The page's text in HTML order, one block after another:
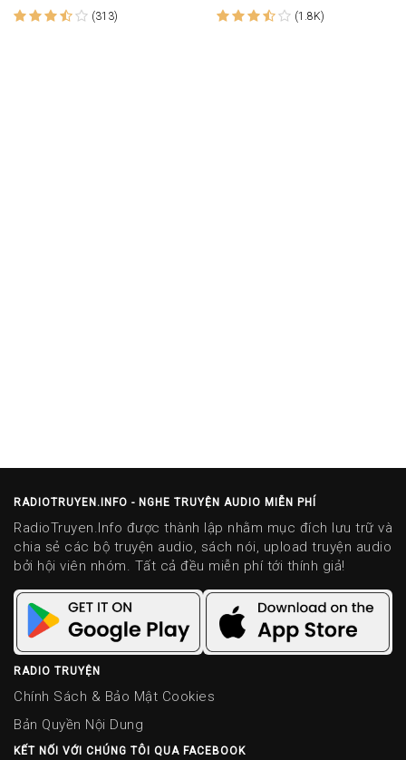
(313) (1.8K)
RADIOTRUYEN.INFO - NGHE TRUYỆN AUDIO MIỄN PHÍ
RadioTruyen.Info được thành lập nhằm mục đích lưu trữ và
chia sẻ các bộ truyện audio, sách nói, upload truyện audio
bởi hội viên nhóm. Tất cả đều miễn phí tới thính giả!
RADIO TRUYỆN
Chính Sách & Bảo Mật Cookies
Bản Quyền Nội Dung
KẾT NỐI VỚI CHÚNG TÔI QUA FACEBOOK